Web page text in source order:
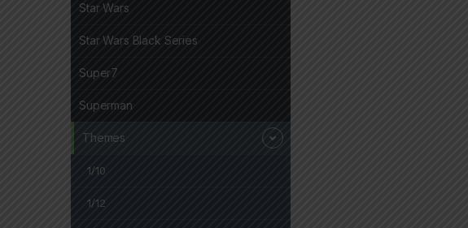
Star Wars
Star Wars Black Series
Super7
Superman
Themes
1/10
1/12